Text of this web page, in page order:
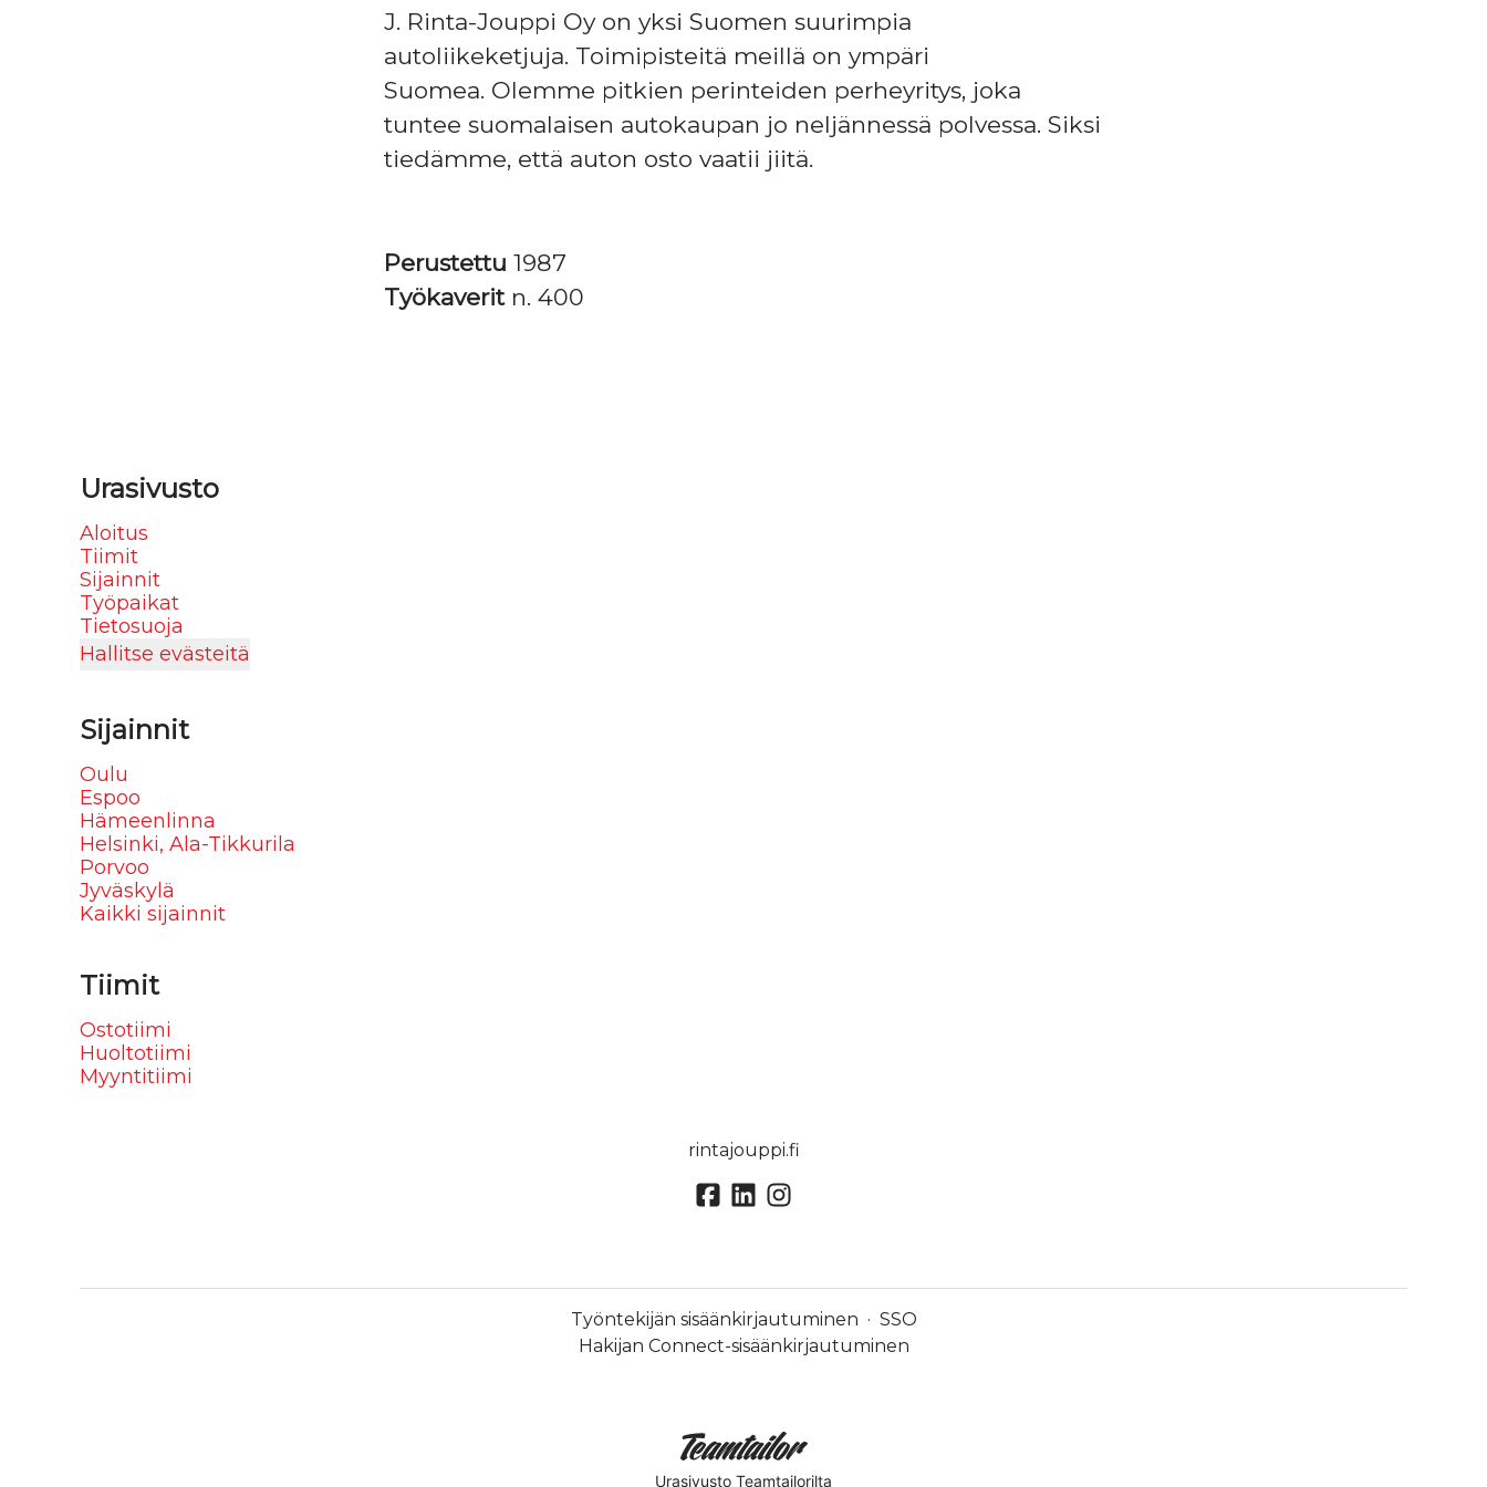
J. Rinta-Jouppi Oy on yksi Suomen suurimpia
autoliikeketjuja. Toimipisteitä meillä on ympäri
Suomea. Olemme pitkien perinteiden perheyritys, joka
tuntee suomalaisen autokaupan jo neljännessä polvessa. Siksi
tiedämme, että auton osto vaatii jiitä.
Perustettu 1987
Työkaverit n. 400
Urasivusto
Aloitus
Tiimit
Sijainnit
Työpaikat
Tietosuoja
Hallitse evästeitä
Sijainnit
Oulu
Espoo
Hämeenlinna
Helsinki, Ala-Tikkurila
Porvoo
Jyväskylä
Kaikki sijainnit
Tiimit
Ostotiimi
Huoltotiimi
Myyntitiimi
rintajouppi.fi
Työntekijän sisäänkirjautuminen · SSO
Hakijan Connect-sisäänkirjautuminen
Urasivusto Teamtailorilta